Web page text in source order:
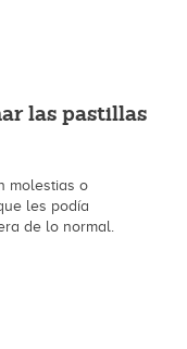
las pastillas
molestias o
les podía
de lo normal.